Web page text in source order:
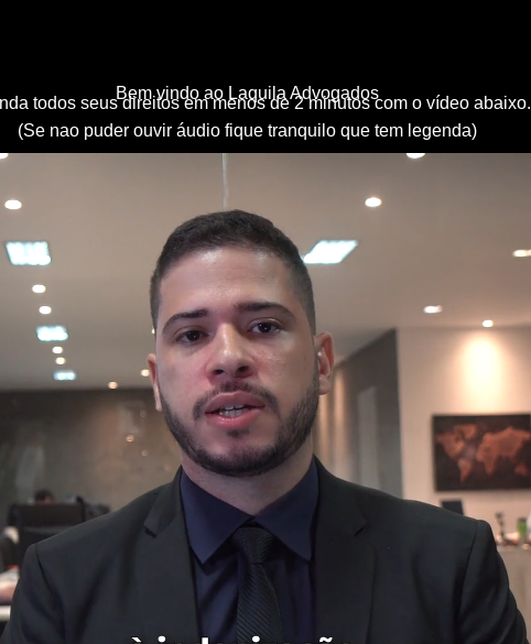
Bem vindo ao Laquila Advogados
todos seus direitos em menos de 2 minutos com o vídeo abaixo.
(Se nao puder ouvir áudio fique tranquilo que tem legenda)